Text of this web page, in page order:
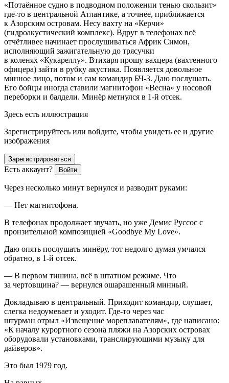
«Потаённое судно в подводном положении тенью скользит»
где-то в центральной Атлантике, а точнее, приближается
к Азорским островам. Несу вахту на «Керчи»
(гидроакустический комплекс). Вдруг в телефонах всё
отчётливее начинает прослушиваться Африк Симон,
исполняющий зажигательную до трясучки
в коленях «Кукареллу». Втихаря прошу вахцера (вахтенного
офицера) зайти в рубку акустика. Появляется довольное
минное лицо, потом и сам командир БЧ-3. Даю послушать.
Его бойцы иногда ставили магнитофон «Весна» у носовой
переборки и балдели. Минёр метнулся в 1-й отсек.
Здесь есть иллюстрация
Зарегистрируйтесь или войдите, чтобы увидеть ее и другие
изображения
Зарегистрироваться
Есть аккаунт? Войти
Через несколько минут вернулся и разводит руками:
— Нет магнитофона.
В телефонах продолжает звучать, но уже Демис Руссос c
пронзительной композицией «Goodbye My Love».
Даю опять послушать минёру, тот недолго думая умчался
обратно, в 1-й отсек.
— В первом тишина, всё в штатном режиме. Что
за чертовщина? — вернулся ошарашенный минный.
Докладываю в центральный. Приходит командир, слушает,
слегка недоумевает и уходит. Где-то через час
штурман отрыл «Извещение мореплавателям», где написано:
«К началу курортного сезона пляжи на Азорских островах
оборудовали установками, транслирующими музыку для
дайверов».
Это был 1979 год.